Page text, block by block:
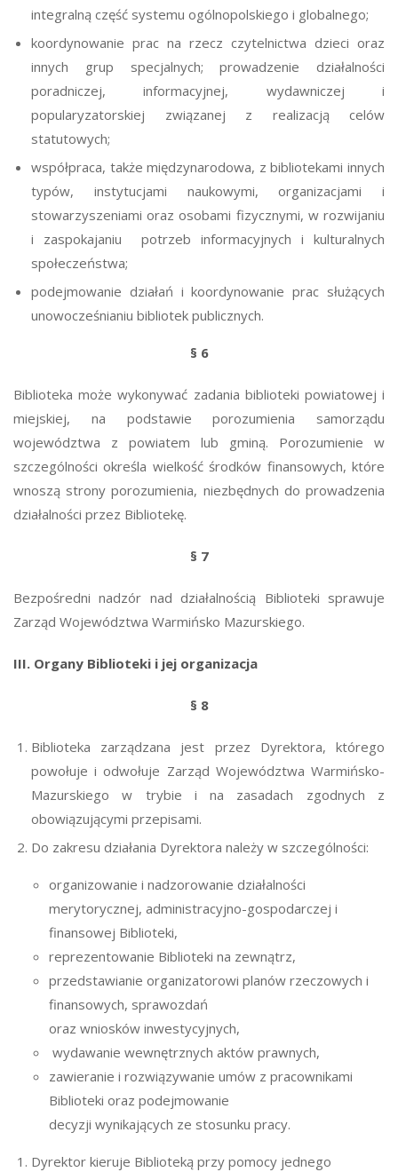
integralną część systemu ogólnopolskiego i globalnego;
koordynowanie prac na rzecz czytelnictwa dzieci oraz
innych grup specjalnych; prowadzenie działalności
poradniczej, informacyjnej, wydawniczej i
popularyzatorskiej związanej z realizacją celów
statutowych;
współpraca, także międzynarodowa, z bibliotekami innych
typów, instytucjami naukowymi, organizacjami i
stowarzyszeniami oraz osobami fizycznymi, w rozwijaniu
i zaspokajaniu potrzeb informacyjnych i kulturalnych
społeczeństwa;
podejmowanie działań i koordynowanie prac służących
unowocześnianiu bibliotek publicznych.
§ 6
Biblioteka może wykonywać zadania biblioteki powiatowej i
miejskiej, na podstawie porozumienia samorządu
województwa z powiatem lub gminą. Porozumienie w
szczególności określa wielkość środków finansowych, które
wnoszą strony porozumienia, niezbędnych do prowadzenia
działalności przez Bibliotekę.
§ 7
Bezpośredni nadzór nad działalnością Biblioteki sprawuje
Zarząd Województwa Warmińsko Mazurskiego.
III. Organy Biblioteki i jej organizacja
§ 8
Biblioteka zarządzana jest przez Dyrektora, którego
powołuje i odwołuje Zarząd Województwa Warmińsko-
Mazurskiego w trybie i na zasadach zgodnych z
obowiązującymi przepisami.
Do zakresu działania Dyrektora należy w szczególności:
organizowanie i nadzorowanie działalności
merytorycznej, administracyjno-gospodarczej i
finansowej Biblioteki,
reprezentowanie Biblioteki na zewnątrz,
przedstawianie organizatorowi planów rzeczowych i
finansowych, sprawozdań
oraz wniosków inwestycyjnych,
wydawanie wewnętrznych aktów prawnych,
zawieranie i rozwiązywanie umów z pracownikami
Biblioteki oraz podejmowanie
decyzji wynikających ze stosunku pracy.
Dyrektor kieruje Biblioteką przy pomocy jednego